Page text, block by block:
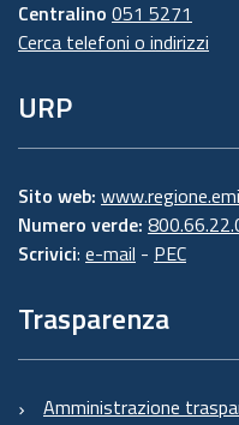
Centralino 051 5271
Cerca telefoni o indirizzi
URP
Sito web:
Numero verde:
Scrivici: e-mail - PEC
Trasparenza
Amministrazione